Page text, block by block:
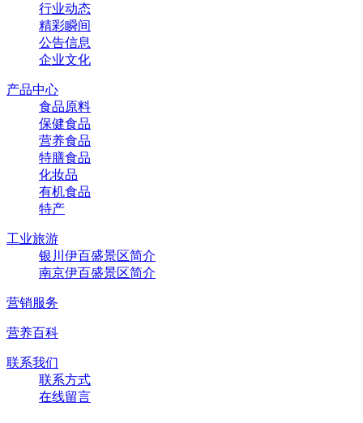
行业动态
精彩瞬间
公告信息
企业文化
产品中心
食品原料
保健食品
营养食品
特膳食品
化妆品
有机食品
特产
工业旅游
银川伊百盛景区简介
南京伊百盛景区简介
营销服务
营养百科
联系我们
联系方式
在线留言